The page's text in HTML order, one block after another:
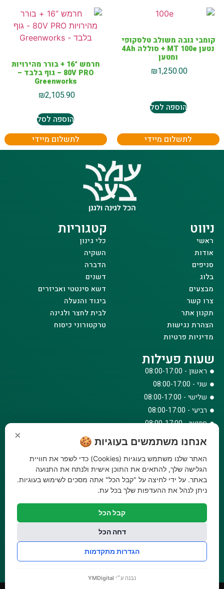
קומבי גובה משולב טלסקופי
נטען MT 100e + סוללה 4Ah
ומטען
₪1,250.00
הוספה לסל
לתשלום מיידי
חרמש “16 + בורר מהירויות
80V PRO – גוף בלבד –
Greenworks
₪2,105.90
הוספה לסל
לתשלום מיידי
ניווט
ראשי
אודות
סניפים
בלוג
מבצעים
צרו קשר
תקנון אתר
הצהרת נגישות
מדיניות פרטיות
קטגוריות
כלי גינון
השקיה
הדברה
דשנים
דשא סינטטי ואביזרים
ביגוד והנעלה
לבית לחצר ולגינה
טרקטורוני כיסוח
שעות פעילות
ראשון - 08:00-17:00
שני - 08:00-17:00
שלישי - 08:00-17:00
רביעי - 08:00-17:00
חמישי - 08:00-17:00
שישי - 08:00-12:30
צרו קשר
073-779-6243
וואטסאפ
amirbair@amir-agricul.co.il
משלוחים:
עלות משלוח עד הבית 29.90 ₪, משלוח חינם בקניה מעל
× אנחנו משתמשים בעוגיות 🍪
האתר שלנו משתמש בעוגיות (Cookies) כדי לשפר את חוויית
הגלישה שלך, להתאים את התוכן אישית ולנתח את התנועה
באתר. על ידי לחיצה על "קבל הכל" אתה מסכים לשימוש בעוגיות.
ניתן לנהל את ההעדפות שלך בכל עת.
קבל הכל
דחה הכל
הגדרות מתקדמות
נבנה ע״י YMDigital